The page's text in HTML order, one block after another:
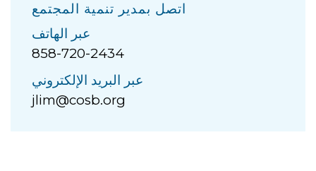
اتصل بمدير تنمية المجتمع
عبر الهاتف
858-720-2434
عبر البريد الإلكتروني
jlim@cosb.org